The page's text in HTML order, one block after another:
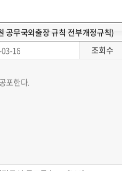
공무국외출장 규칙 전부개정규칙)
16 조회수
포한다.